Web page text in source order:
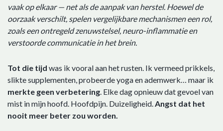
vaak op elkaar — net als de aanpak van herstel. Hoewel de
oorzaak verschilt, spelen vergelijkbare mechanismen een rol,
zoals een ontregeld zenuwstelsel, neuro-inflammatie en
verstoorde communicatie in het brein.
Tot die tijd was ik vooral aan het rusten. Ik vermeed prikkels,
slikte supplementen, probeerde yoga en ademwerk… maar ik
merkte geen verbetering . Elke dag opnieuw dat gevoel van
mist in mijn hoofd. Hoofdpijn. Duizeligheid. Angst dat het
nooit meer beter zou worden.